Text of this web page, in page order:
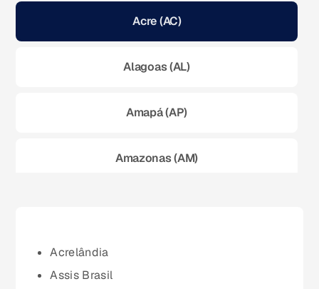
Acre (AC)
Alagoas (AL)
Amapá (AP)
Amazonas (AM)
Acrelândia
Assis Brasil